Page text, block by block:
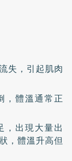
失，引起肌肉
，體溫通常正
，出現大量出
，體溫升高但